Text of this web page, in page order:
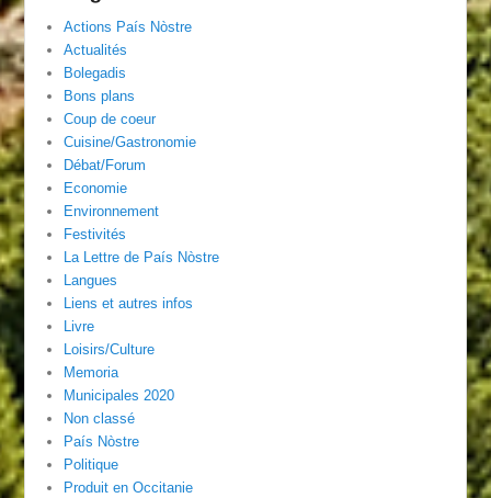
Actions País Nòstre
Actualités
Bolegadis
Bons plans
Coup de coeur
Cuisine/Gastronomie
Débat/Forum
Economie
Environnement
Festivités
La Lettre de País Nòstre
Langues
Liens et autres infos
Livre
Loisirs/Culture
Memoria
Municipales 2020
Non classé
País Nòstre
Politique
Produit en Occitanie